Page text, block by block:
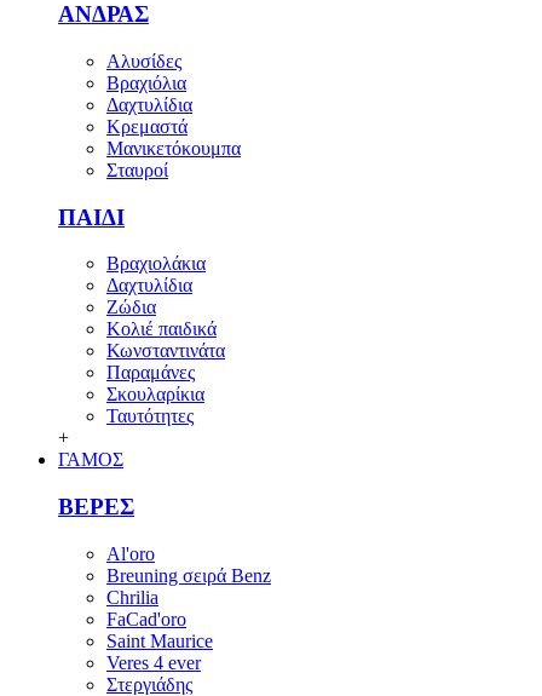
ΑΝΔΡΑΣ
Αλυσίδες
Βραχιόλια
Δαχτυλίδια
Κρεμαστά
Μανικετόκουμπα
Σταυροί
ΠΑΙΔΙ
Βραχιολάκια
Δαχτυλίδια
Ζώδια
Κολιέ παιδικά
Κωνσταντινάτα
Παραμάνες
Σκουλαρίκια
Ταυτότητες
+
ΓΑΜΟΣ
ΒΕΡΕΣ
Al'oro
Breuning σειρά Benz
Chrilia
FaCad'oro
Saint Maurice
Veres 4 ever
Στεργιάδης